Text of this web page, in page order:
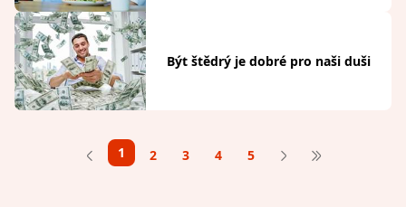
Být štědrý je dobré pro naši duši
1 2 3 4 5